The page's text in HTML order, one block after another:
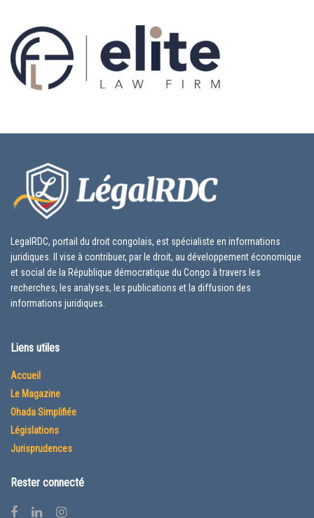
LegalRDC, portail du droit congolais, est spécialiste en informations
juridiques. Il vise à contribuer, par le droit, au développement économique
et social de la République démocratique du Congo à travers les
recherches, les analyses, les publications et la diffusion des
informations juridiques.
Liens utiles
Accueil
Le Magazine
Ohada Simplifiée
Législations
Jurisprudences
Rester connecté